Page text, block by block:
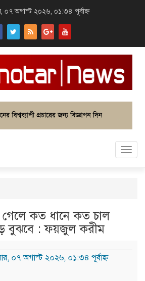
০৭ অগাস্ট ২০২৬, ০১:৩৪ পূর্বাহ্ন
গেলে কত ধানে কত চাল
বুঝবে : ফয়জুল করীম
০৭ অগাস্ট ২০২৬, ০১:৩৪ পূর্বাহ্ন